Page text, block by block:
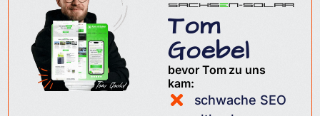
Tom
Goebel
bevor Tom zu uns
kam:
schwache SEO